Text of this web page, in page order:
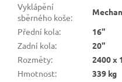
Vyklápění
sběrného koše:
Přední kola:
16"
Zadní kola:
20"
Rozměty:
2400 x
Hmotnost: 339 kg